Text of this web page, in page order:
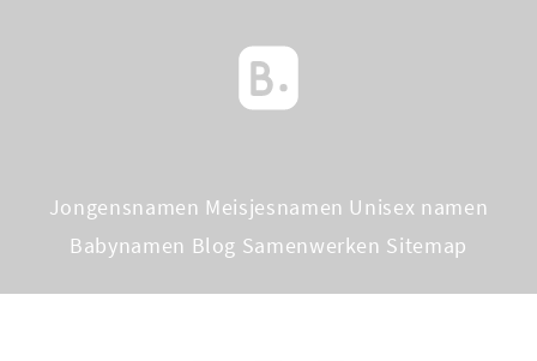
Jongensnamen Meisjesnamen Unisex namen
Babynamen Blog Samenwerken Sitemap